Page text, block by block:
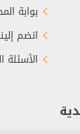
بوابة
انضم إلينا
الأسئلة